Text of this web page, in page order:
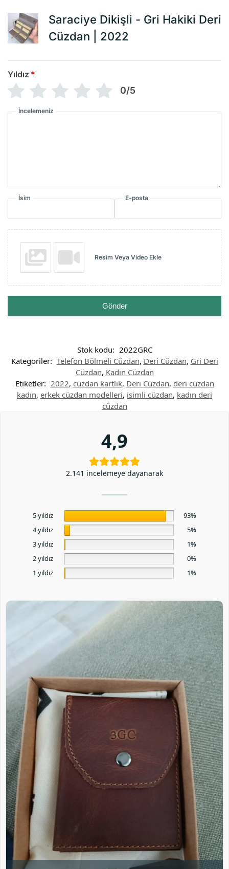
Saraciye Dikişli - Gri Hakiki Deri
Cüzdan | 2022
Yıldız *
0/5
İncelemeniz
İsim E-posta
Resim Veya Video Ekle
Gönder
Stok kodu: 2022GRC
Kategoriler: Telefon Bölmeli Cüzdan, Deri Cüzdan, Gri Deri
Cüzdan, Kadın Cüzdan
Etiketler: 2022, cüzdan kartlık, Deri Cüzdan, deri cüzdan
kadın, erkek cüzdan modelleri, isimli cüzdan, kadın deri
cüzdan
4,9
2.141 incelemeye dayanarak
5 yıldız
93%
4 yıldız
5%
3 yıldız
1%
2 yıldız
0%
1 yıldız
1%